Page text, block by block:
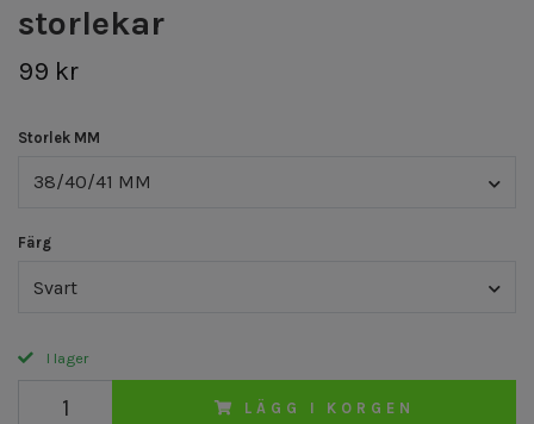
storlekar
99 kr
Storlek MM
38/40/41 MM
Färg
Svart
I lager
LÄGG I KORGEN